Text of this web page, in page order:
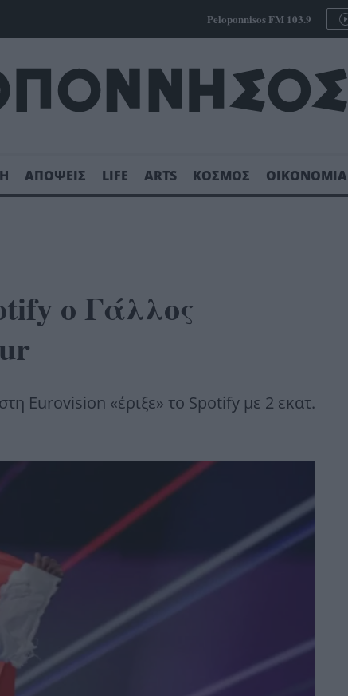
Peloponnisos FM 103.9
ΑΠΟΨΕΙΣ LIFE ARTS ΚΟΣΜΟΣ ΟΙΚΟΝΟΜΙΑ
ο Γάλλος
Eurovision «έριξε» το Spotify με 2 εκατ.